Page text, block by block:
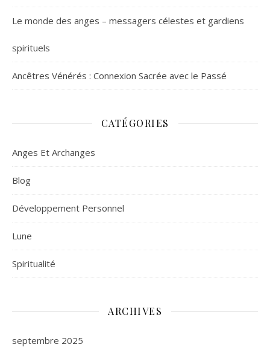
Le monde des anges – messagers célestes et gardiens
spirituels
Ancêtres Vénérés : Connexion Sacrée avec le Passé
CATÉGORIES
Anges Et Archanges
Blog
Développement Personnel
Lune
Spiritualité
ARCHIVES
septembre 2025